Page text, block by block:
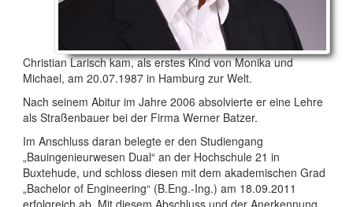
Christian Larisch kam, als erstes Kind von Monika und
Michael, am 20.07.1987 in Hamburg zur Welt.
Nach seinem Abitur im Jahre 2006 absolvierte er eine Lehre
als Straßenbauer bei der Firma Werner Batzer.
Im Anschluss daran belegte er den Studiengang
„Bauingenieurwesen Dual“ an der Hochschule 21 in
Buxtehude, und schloss diesen mit dem akademischen Grad
„Bachelor of Engineering“ (B.Eng.-Ing.) am 18.09.2011
erfolgreich ab. Mit diesem Abschluss und der Anerkennung